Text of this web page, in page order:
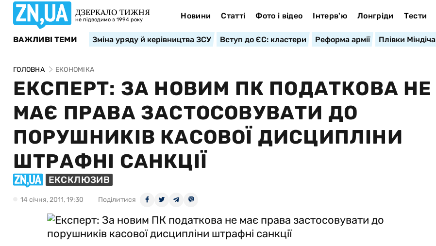
ДЗЕРКАЛО ТИЖНЯ
не підводимо з 1994 року Новини Статті Фото і відео Інтерв'ю Лонгріди Тести
ВАЖЛИВІ ТЕМИ Зміна уряду й керівництва ЗСУ Вступ до ЄС: кластери Реформа армії Плівки Міндіча
ГОЛОВНА ЕКОНОМІКА
ЕКСПЕРТ: ЗА НОВИМ ПК ПОДАТКОВА НЕ
МАЄ ПРАВА ЗАСТОСОВУВАТИ ДО
ПОРУШНИКІВ КАСОВОЇ ДИСЦИПЛІНИ
ШТРАФНІ САНКЦІЇ
ЕКСКЛЮЗИВ
14 сiчня, 2011, 19:30 Поділитися